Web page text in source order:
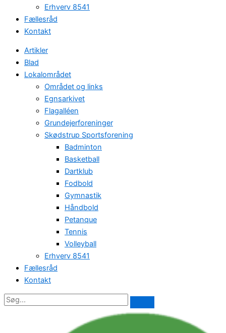
Erhverv 8541
Fællesråd
Kontakt
Artikler
Blad
Lokalområdet
Området og links
Egnsarkivet
Flagalléen
Grundejerforeninger
Skødstrup Sportsforening
Badminton
Basketball
Dartklub
Fodbold
Gymnastik
Håndbold
Petanque
Tennis
Volleyball
Erhverv 8541
Fællesråd
Kontakt